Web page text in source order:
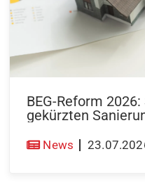
BEG-Reform
gekürzten
News